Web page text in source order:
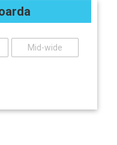
Mid-wide